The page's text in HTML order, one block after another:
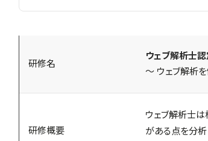
研修名
ウェブ解析士
～ ウェブ解析
研修概要
ウェブ解析士は
がある点を分析